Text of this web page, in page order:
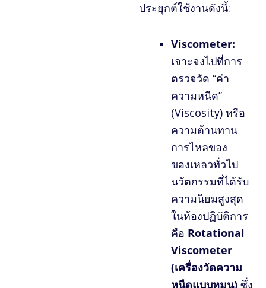
ประยุกต์ใช้งานดังนี้:
Viscometer:
เจาะจงไปที่การ
ตรวจวัด “ค่า
ความหนืด”
(Viscosity) หรือ
ความต้านทาน
การไหลของ
ของเหลวทั่วไป
นวัตกรรมที่ได้รับ
ความนิยมสูงสุด
ในห้องปฏิบัติการ
คือ Rotational
Viscometer
(เครื่องวัดความ
หนืดแบบหมุน) ซึ่ง